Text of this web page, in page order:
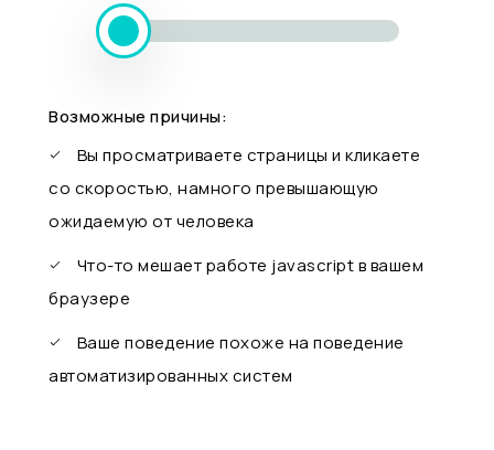
Возможные причины:
Вы просматриваете страницы и кликаете
со скоростью, намного превышающую
ожидаемую от человека
Что-то мешает работе javascript в вашем
браузере
Ваше поведение похоже на поведение
автоматизированных систем